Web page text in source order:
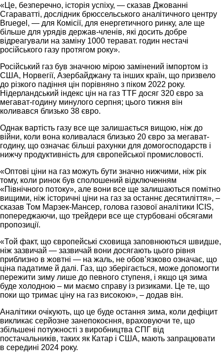
«Це, безперечно, історія успіху, — сказав Джованні
Сгараватті, дослідник брюссельського аналітичного центру
Bruegel, — для Комісії, для енергетичного ринку, але ще
більше для урядів держав-членів, які досить добре
відреагували на заміну 1000 терават. годин нестачі
російського газу протягом року».
Російський газ був значною мірою замінений імпортом із
США, Норвегії, Азербайджану та інших країн, що призвело
до різкого падіння цін порівняно з піком 2022 року.
Нідерландський індекс цін на газ TTF досяг 320 євро за
мегават-годину минулого серпня; цього тижня він
коливався близько 38 євро.
Однак вартість газу все ще залишається вищою, ніж до
війни, коли вона коливалася близько 20 євро за мегават-
годину, що означає більші рахунки для домогосподарств і
нижчу продуктивність для європейської промисловості.
«Оптові ціни на газ можуть бути значно нижчими, ніж рік
тому, коли ринок був сполошений відключенням
«Північного потоку», але вони все ще залишаються помітно
вищими, ніж історичні ціни на газ за останнє десятиліття», –
сказав Том Марзек-Мансер, голова газової аналітики ICIS,
попереджаючи, що трейдери все ще стурбовані обсягами
пропозиції.
«Той факт, що європейські сховища заповнюються швидше,
ніж зазвичай — зазвичай вони досягають цього рівня
приблизно в жовтні — на жаль, не обов’язково означає, що
ціна падатиме й далі. Газ, що зберігається, може допомогти
пережити зиму лише до певного ступеня, і якщо ця зима
буде холодною – ми маємо справу із ризиками. Це те, що
поки що тримає ціну на газ високою», – додав він.
Аналітики очікують, що це буде остання зима, коли дефіцит
викликає серйозне занепокоєння, враховуючи те, що
збільшені потужності з виробництва СПГ від
постачальників, таких як Катар і США, мають запрацювати
в середині 2024 року.